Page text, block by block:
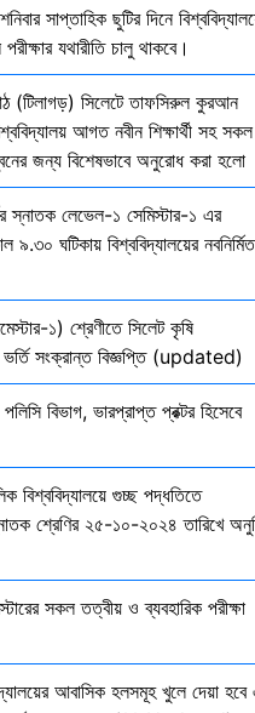
সাপ্তাহিক ছুটির দিনে
যথারীতি চালু থাকবে।
(টিলাগড়) সিলেটে তাফসিরুল কুরআন
আগত নবীন শিক্ষার্থী সহ সকল
জন্য বিশেষভাবে অনুরোধ করা হলো
স্নাতক লেভেল-১ সেমিস্টার-১ এর
ঘটিকায় বিশ্ববিদ্যালয়ের নবনির্মিত
১) শ্রেণীতে সিলেট কৃষি
ভর্তি সংক্রান্ত বিজ্ঞপ্তি (updated)
বিভাগ, ভারপ্রাপ্ত প্রক্টর হিসেবে
বিশ্ববিদ্যালয়ে গুচ্ছ পদ্ধতিতে
শ্রেণির ২৫-১০-২০২৪ তারিখে
সকল তত্বীয় ও ব্যবহারিক পরীক্ষা
আবাসিক হলসমূহ খুলে দেয়া হবে